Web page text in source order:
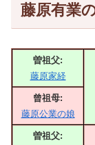
藤原有業
曽祖父:
藤原家経
曾祖母:
藤原公業の娘
曽祖父: